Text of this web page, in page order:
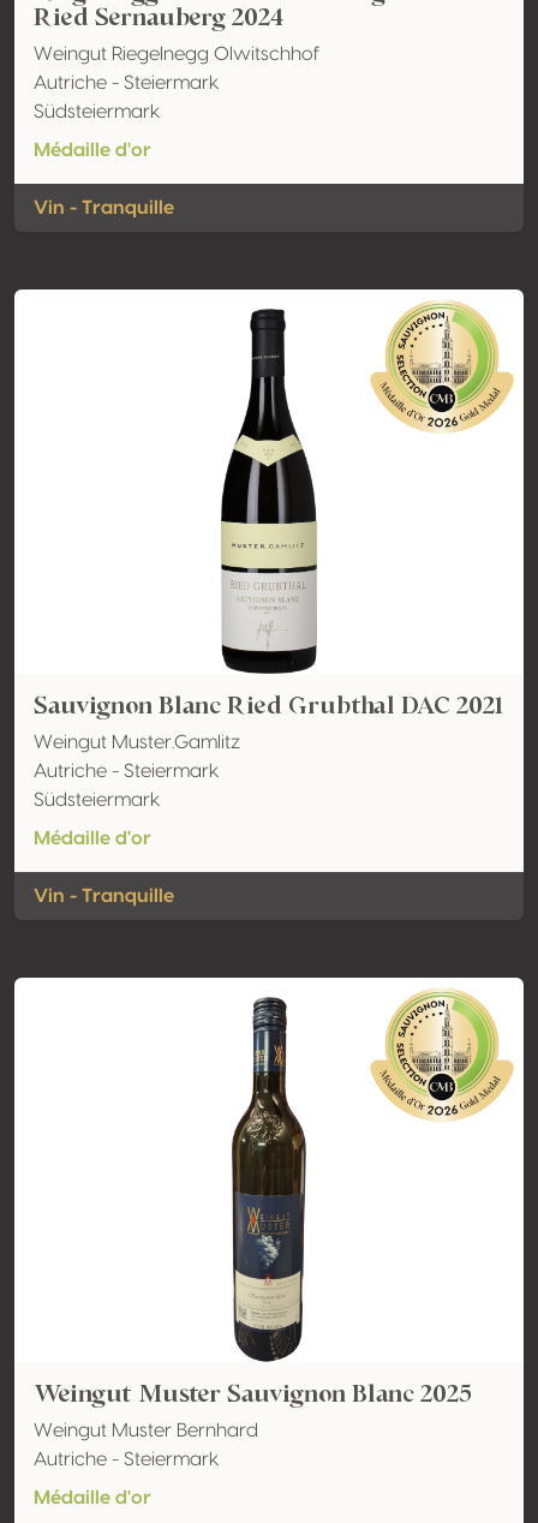
Ried Sernauberg 2024
Weingut Riegelnegg Olwitschhof
Autriche - Steiermark
Südsteiermark
Médaille d'or
Vin - Tranquille
Sauvignon Blanc Ried Grubthal DAC 2021
Weingut Muster.Gamlitz
Autriche - Steiermark
Südsteiermark
Médaille d'or
Vin - Tranquille
Weingut Muster Sauvignon Blanc 2025
Weingut Muster Bernhard
Autriche - Steiermark
Médaille d'or